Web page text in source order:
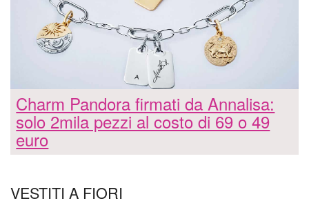
Charm Pandora firmati da Annalisa:
solo 2mila pezzi al costo di 69 o 49
euro
VESTITI A FIORI